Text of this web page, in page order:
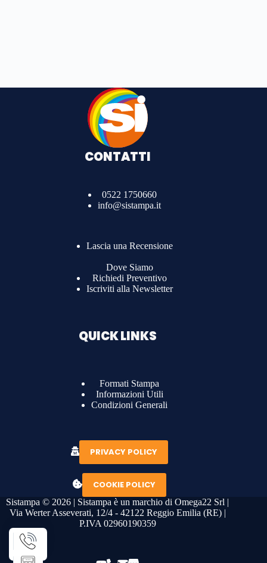
CONTATTI
0522 1750660
info@sistampa.it
Lascia una Recensione
Dove Siamo
Richiedi Preventivo
Iscriviti alla Newsletter
QUICK LINKS
Formati Stampa
Informazioni Utili
Condizioni Generali
PRIVACY POLICY
COOKIE POLICY
Sistampa © 2026 | Sistampa è un marchio di Omega22 Srl |
Via Werter Asseverati, 12/4 - 42122 Reggio Emilia (RE) |
P.IVA 02960190359